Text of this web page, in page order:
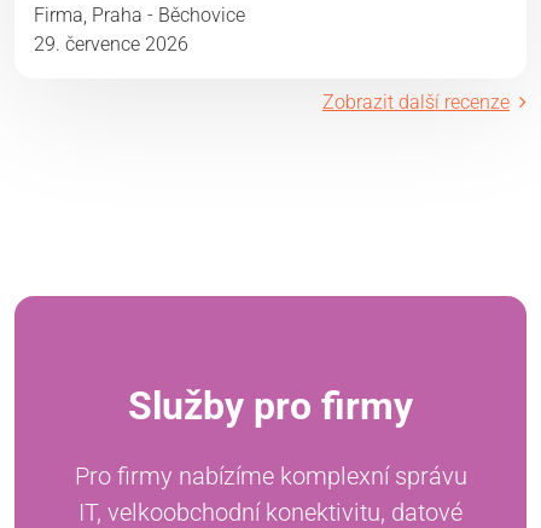
Firma, Praha - Běchovice
29. července 2026
Zobrazit další recenze
Služby pro firmy
Pro firmy nabízíme komplexní správu
IT, velkoobchodní konektivitu, datové